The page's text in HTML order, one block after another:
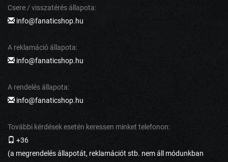
Csere / visszatérés állapota:
info@fanaticshop.hu
A reklamáció állapota:
info@fanaticshop.hu
A rendelés állapota:
info@fanaticshop.hu
További kérdések esetén keressen minket telefonon:
+36
(a megrendelés állapotát, reklamációt stb. nem áll módunkban